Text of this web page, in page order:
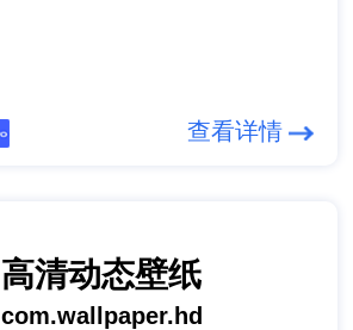
查看详情
高清动态壁纸
com.wallpaper.hd